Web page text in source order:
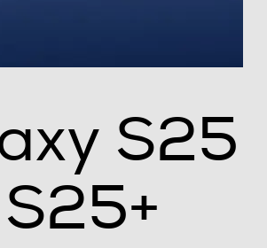
bit Octa Core Qualcomm SM8750
for Galaxy) (Dual Core 4.47 GHz +
| S25+